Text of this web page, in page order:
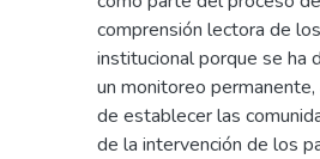
comprensión lectora de
institucional porque se ha
un monitoreo
de establecer las
de la intervención de los